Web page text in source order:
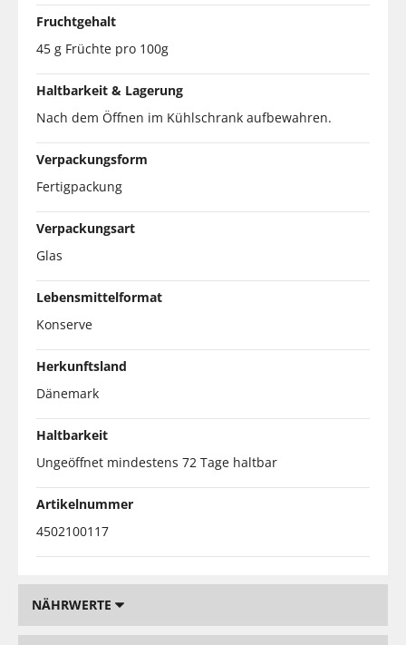
Fruchtgehalt
45 g Früchte pro 100g
Haltbarkeit & Lagerung
Nach dem Öffnen im Kühlschrank aufbewahren.
Verpackungsform
Fertigpackung
Verpackungsart
Glas
Lebensmittelformat
Konserve
Herkunftsland
Dänemark
Haltbarkeit
Ungeöffnet mindestens 72 Tage haltbar
Artikelnummer
4502100117
NÄHRWERTE